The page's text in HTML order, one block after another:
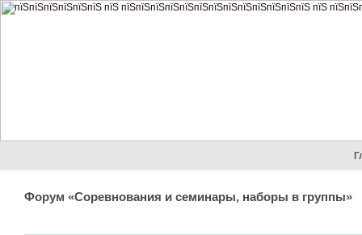
Форум «Соревнования и семинары, наборы в группы»